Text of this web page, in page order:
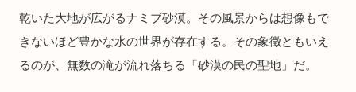
乾いた大地が広がるナミブ砂漠。その風景からは想像もで
きないほど豊かな水の世界が存在する。その象徴ともいえ
るのが、無数の滝が流れ落ちる「砂漠の民の聖地」だ。